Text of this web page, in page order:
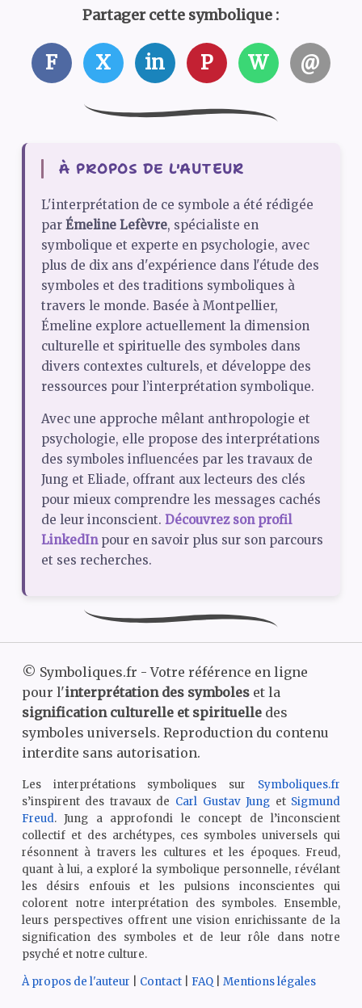
Partager cette symbolique :
F X in P W @
À PROPOS DE L'AUTEUR
L'interprétation de ce symbole a été rédigée
par Émeline Lefèvre, spécialiste en
symbolique et experte en psychologie, avec
plus de dix ans d'expérience dans l'étude des
symboles et des traditions symboliques à
travers le monde. Basée à Montpellier,
Émeline explore actuellement la dimension
culturelle et spirituelle des symboles dans
divers contextes culturels, et développe des
ressources pour l’interprétation symbolique.
Avec une approche mêlant anthropologie et
psychologie, elle propose des interprétations
des symboles influencées par les travaux de
Jung et Eliade, offrant aux lecteurs des clés
pour mieux comprendre les messages cachés
de leur inconscient. Découvrez son profil
LinkedInpour en savoir plus sur son parcours
et ses recherches.
© Symboliques.fr - Votre référence en ligne
pour l'interprétation des symboleset la
signification culturelle et spirituelledes
symboles universels. Reproduction du contenu
interdite sans autorisation.
Les interprétations symboliques sur Symboliques.fr
s’inspirent des travaux de Carl Gustav Jung et Sigmund
Freud. Jung a approfondi le concept de l’inconscient
collectif et des archétypes, ces symboles universels qui
résonnent à travers les cultures et les époques. Freud,
quant à lui, a exploré la symbolique personnelle, révélant
les désirs enfouis et les pulsions inconscientes qui
colorent notre interprétation des symboles. Ensemble,
leurs perspectives offrent une vision enrichissante de la
signification des symboles et de leur rôle dans notre
psyché et notre culture.
À propos de l'auteur Contact| FAQ| Mentions légales